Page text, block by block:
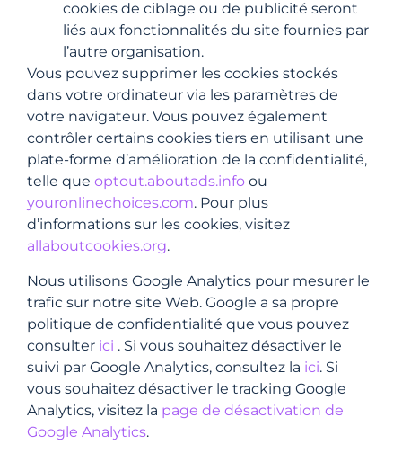
cookies de ciblage ou de publicité seront
liés aux fonctionnalités du site fournies par
l’autre organisation.
Vous pouvez supprimer les cookies stockés
dans votre ordinateur via les paramètres de
votre navigateur. Vous pouvez également
contrôler certains cookies tiers en utilisant une
plate-forme d’amélioration de la confidentialité,
telle que optout.aboutads.info ou
youronlinechoices.com. Pour plus
d’informations sur les cookies, visitez
allaboutcookies.org.
Nous utilisons Google Analytics pour mesurer le
trafic sur notre site Web. Google a sa propre
politique de confidentialité que vous pouvez
consulter ici . Si vous souhaitez désactiver le
suivi par Google Analytics, consultez la ici. Si
vous souhaitez désactiver le tracking Google
Analytics, visitez la page de désactivation de
Google Analytics.